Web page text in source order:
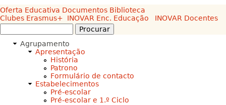
Oferta Educativa Documentos Biblioteca
Clubes Erasmus+ INOVAR Enc. Educação INOVAR Docentes
Formulário
Agrupamento
Apresentação
História
Patrono
Formulário de contacto
Estabelecimentos
Pré-escolar
Pré-escolar e 1.º Ciclo